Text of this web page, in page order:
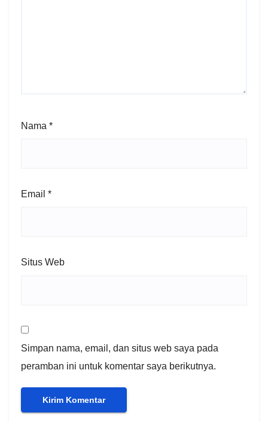
Nama *
Email *
Situs Web
Simpan nama, email, dan situs web saya pada
peramban ini untuk komentar saya berikutnya.